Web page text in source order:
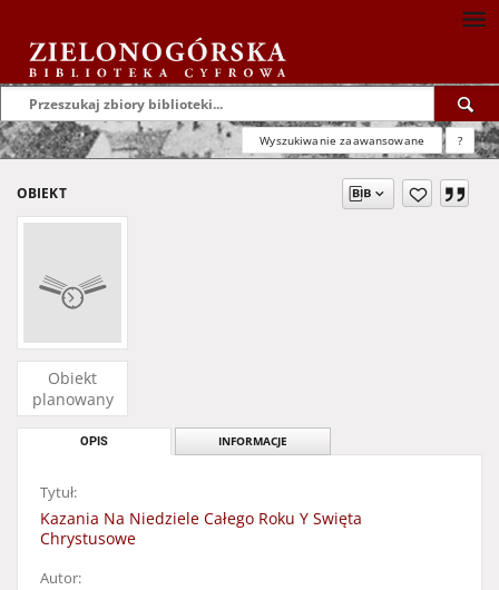
Wyszukiwanie zaawansowane ?
OBIEKT
Obiekt
planowany
OPIS INFORMACJE
Tytuł:
Kazania Na Niedziele Całego Roku Y Swięta
Chrystusowe
Autor: